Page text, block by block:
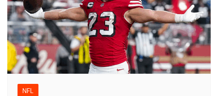
NFL